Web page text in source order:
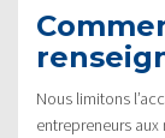
Nous limitons
entrepreneurs